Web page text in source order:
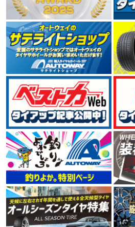
総合評価：
135件
BRIDGESTONE
ブリヂストン
世界でもトップクラスの
（ブリヂストン）。 「
不変の使命として掲げ
ら2005年には数あるタ
プシェアとなりました
革新に余念がありませ
総合評価：125件
GOODYEAR
グッドイヤー
世界三大タイヤメーカー
ー）。 1898年に米国で
ってタイヤを製造して
高品質な製品の生産、
で、 今もなお、進化を
総合評価：112件
CONTINENTAL
コンチネンタル